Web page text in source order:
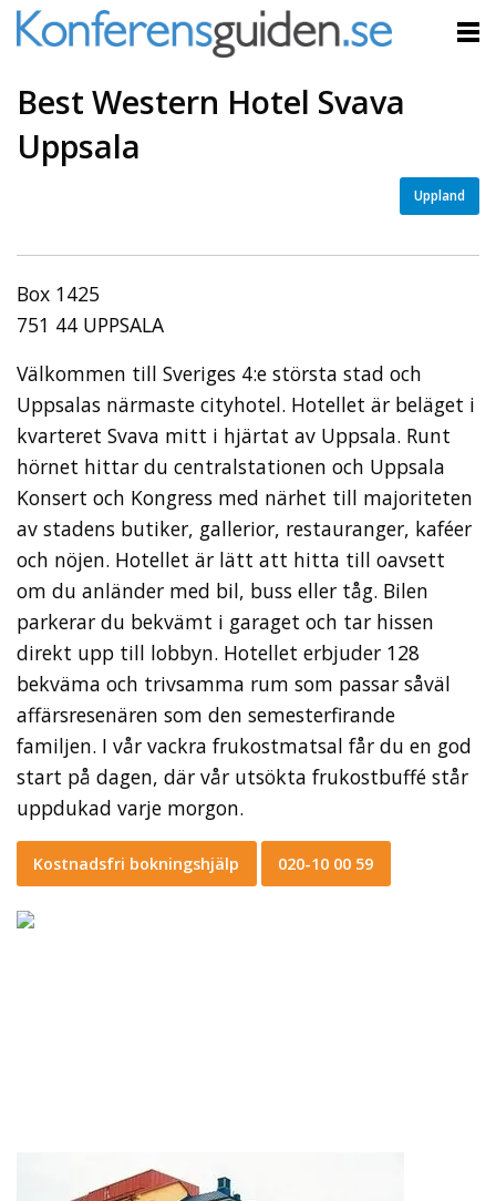
Best Western Hotel Svava
Uppsala
Uppland
Box 1425
751 44 UPPSALA
Välkommen till Sveriges 4:e största stad och
Uppsalas närmaste cityhotel. Hotellet är beläget i
kvarteret Svava mitt i hjärtat av Uppsala. Runt
hörnet hittar du centralstationen och Uppsala
Konsert och Kongress med närhet till majoriteten
av stadens butiker, gallerior, restauranger, kaféer
och nöjen. Hotellet är lätt att hitta till oavsett
om du anländer med bil, buss eller tåg. Bilen
parkerar du bekvämt i garaget och tar hissen
direkt upp till lobbyn. Hotellet erbjuder 128
bekväma och trivsamma rum som passar såväl
affärsresenären som den semesterfirande
familjen. I vår vackra frukostmatsal får du en god
start på dagen, där vår utsökta frukostbuffé står
uppdukad varje morgon.
Kostnadsfri bokningshjälp 020-10 00 59